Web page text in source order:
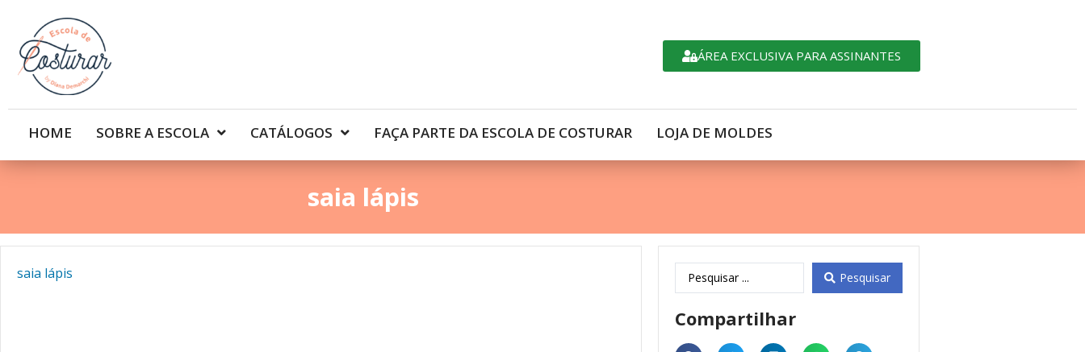
ÁREA EXCLUSIVA PARA ASSINANTES
HOME SOBRE A ESCOLA CATÁLOGOS FAÇA PARTE DA ESCOLA DE COSTURAR LOJA DE MOLDES
saia lápis
saia lápis Pesquisar
Compartilhar